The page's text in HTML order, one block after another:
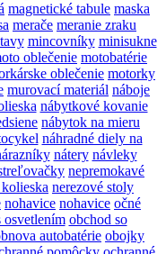
magnetické tabule maska
merače meranie zraku
mincovníky minisukne
oblečenie motobatérie
oblečenie motorky
murovací materiál náboje
nábytkové kovanie
nábytok na mieru
náhradné diely na
nátery návleky
nepremokavé
nerezové stoly
nohavice nohavice očné
osvetlením obchod so
autobatérie obojky